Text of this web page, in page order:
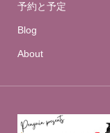
予約と予定
Blog
About